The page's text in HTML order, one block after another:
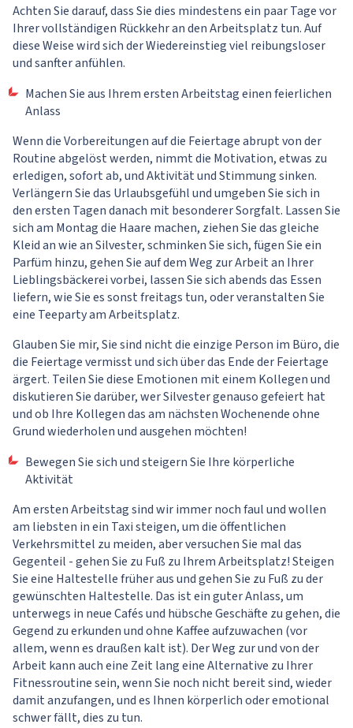
Achten Sie darauf, dass Sie dies mindestens ein paar Tage vor
Ihrer vollständigen Rückkehr an den Arbeitsplatz tun. Auf
diese Weise wird sich der Wiedereinstieg viel reibungsloser
und sanfter anfühlen.
Machen Sie aus Ihrem ersten Arbeitstag einen feierlichen
Anlass
Wenn die Vorbereitungen auf die Feiertage abrupt von der
Routine abgelöst werden, nimmt die Motivation, etwas zu
erledigen, sofort ab, und Aktivität und Stimmung sinken.
Verlängern Sie das Urlaubsgefühl und umgeben Sie sich in
den ersten Tagen danach mit besonderer Sorgfalt. Lassen Sie
sich am Montag die Haare machen, ziehen Sie das gleiche
Kleid an wie an Silvester, schminken Sie sich, fügen Sie ein
Parfüm hinzu, gehen Sie auf dem Weg zur Arbeit an Ihrer
Lieblingsbäckerei vorbei, lassen Sie sich abends das Essen
liefern, wie Sie es sonst freitags tun, oder veranstalten Sie
eine Teeparty am Arbeitsplatz.
Glauben Sie mir, Sie sind nicht die einzige Person im Büro, die
die Feiertage vermisst und sich über das Ende der Feiertage
ärgert. Teilen Sie diese Emotionen mit einem Kollegen und
diskutieren Sie darüber, wer Silvester genauso gefeiert hat
und ob Ihre Kollegen das am nächsten Wochenende ohne
Grund wiederholen und ausgehen möchten!
Bewegen Sie sich und steigern Sie Ihre körperliche
Aktivität
Am ersten Arbeitstag sind wir immer noch faul und wollen
am liebsten in ein Taxi steigen, um die öffentlichen
Verkehrsmittel zu meiden, aber versuchen Sie mal das
Gegenteil - gehen Sie zu Fuß zu Ihrem Arbeitsplatz! Steigen
Sie eine Haltestelle früher aus und gehen Sie zu Fuß zu der
gewünschten Haltestelle. Das ist ein guter Anlass, um
unterwegs in neue Cafés und hübsche Geschäfte zu gehen, die
Gegend zu erkunden und ohne Kaffee aufzuwachen (vor
allem, wenn es draußen kalt ist). Der Weg zur und von der
Arbeit kann auch eine Zeit lang eine Alternative zu Ihrer
Fitnessroutine sein, wenn Sie noch nicht bereit sind, wieder
damit anzufangen, und es Ihnen körperlich oder emotional
schwer fällt, dies zu tun.